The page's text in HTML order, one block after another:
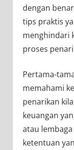
dengan
tips praktis
menghindari
proses
Pertama-
memahami
penarikan
keuangan
atau
ketentuan